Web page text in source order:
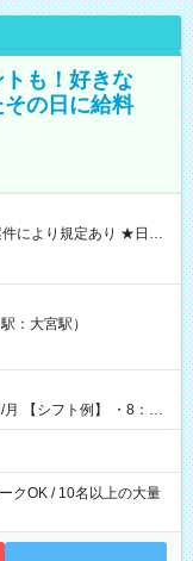
も！好きな
の日に給料
金GET♪ お仕事後はコ
期間】試
：大宮駅）
00
クOK / 10名以上の大量